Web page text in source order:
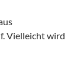
Vielleicht wird